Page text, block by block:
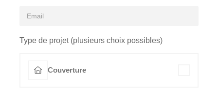
Type de projet (plusieurs choix possibles)
Couverture